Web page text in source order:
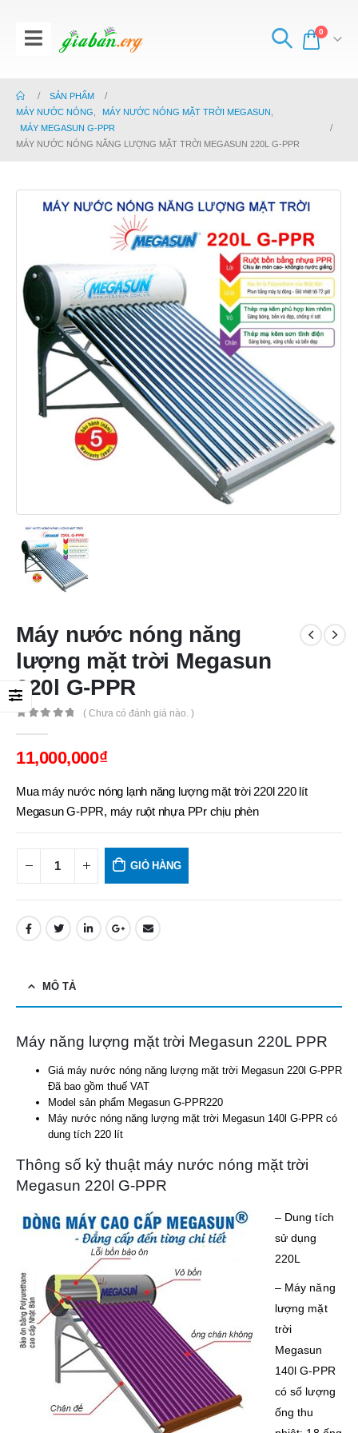
0
SẢN PHẨM
MÁY NƯỚC NÓNG
MÁY NƯỚC NÓNG MẶT TRỜI MEGASUN
MÁY MEGASUN G-PPR
MÁY NƯỚC NÓNG NĂNG LƯỢNG MẶT TRỜI MEGASUN 220L G-PPR
Máy nước nóng năng
lượng mặt trời Megasun
220l G-PPR
( Chưa có đánh giá nào. )
11,000,000₫
Mua máy nước nóng lạnh năng lượng mặt trời 220l 220 lít
Megasun G-PPR, máy ruột nhựa PPr chịu phèn
GIỎ HÀNG
MÔ TẢ
Máy năng lượng mặt trời Megasun 220L PPR
Giá máy nước nóng năng lượng mặt trời Megasun 220l G-PPR
Đã bao gồm thuế VAT
Model sản phẩm Megasun G-PPR220
Máy nước nóng năng lượng mặt trời Megasun 140l G-PPR có
dung tích 220 lít
Thông số kỷ thuật máy nước nóng mặt trời
Megasun 220l G-PPR
– Dung tích
sử dụng
220L
– Máy năng
lượng mặt
trời
Megasun
140l G-PPR
có số lượng
ống thu